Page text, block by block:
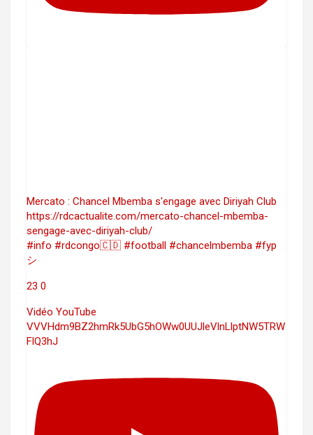
Mercato : Chancel Mbemba s'engage avec Diriyah Club
https://rdcactualite.com/mercato-chancel-mbemba-
sengage-avec-diriyah-club/
#info #rdcongo🇨🇩 #football #chancelmbemba #fyp
シ
23 0
Vidéo YouTube
VVVHdm9BZ2hmRk5UbG5hOWw0UUJleVlnLlptNW5TRW
FlQ3hJ